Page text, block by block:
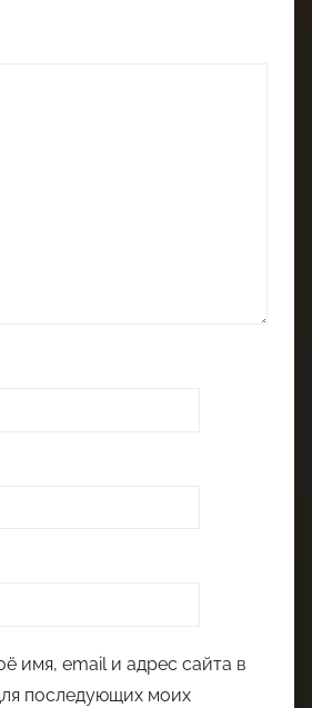
имя, email и адрес сайта в
последующих моих